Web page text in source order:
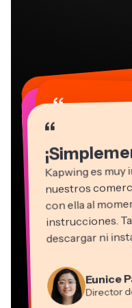
“
Kapwing es muy
nuestros
con ella al
instrucciones.
descargar ni
Eunice
Director
“
“
“
Gracie
“
Martin
Editor de
“
Natasha
Asesor
“